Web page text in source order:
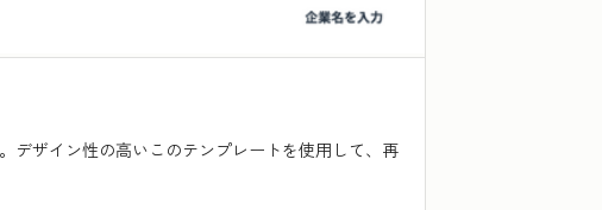
デザイン性の高いこのテンプレートを使用して、再